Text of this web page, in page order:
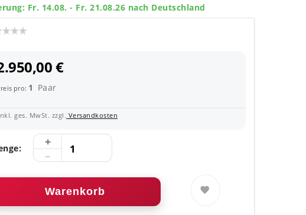
Fr. 14.08. - Fr. 21.08.26 nach Deutschland
€
pro: 1 Paar
ges. MwSt. zzgl. Versandkosten
Warenkorb